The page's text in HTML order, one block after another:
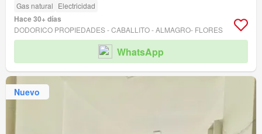
Gas natural Electricidad
Hace 30+ días
DODORICO PROPIEDADES - CABALLITO - ALMAGRO- FLORES
WhatsApp
Nuevo